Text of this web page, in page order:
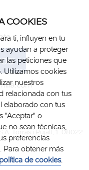
Torras i Pujalt, 1. 08022
COOKIES
ti, influyen en tu
ayudan a proteger
las peticiones que
Utilizamos cookies
nuestros
relacionada con tus
elaborado con tus
"Aceptar" o
no sean técnicas,
preferencias
Para obtener más
política de cookies.